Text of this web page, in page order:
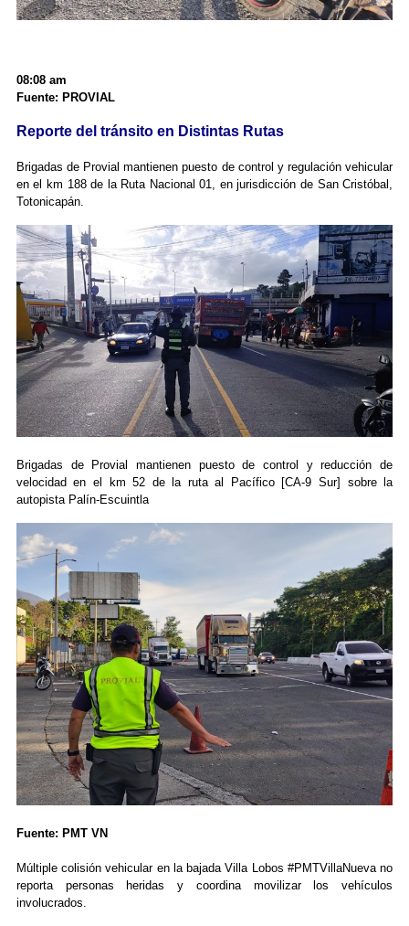
08:08 am
Fuente: PROVIAL
Reporte del tránsito en Distintas Rutas
Brigadas de Provial mantienen puesto de control y regulación vehicular
en el km 188 de la Ruta Nacional 01, en jurisdicción de San Cristóbal,
Totonicapán.
Brigadas de Provial mantienen puesto de control y reducción de
velocidad en el km 52 de la ruta al Pacífico [CA-9 Sur] sobre la
autopista Palín-Escuintla
Fuente: PMT VN
Múltiple colisión vehicular en la bajada Villa Lobos #PMTVillaNueva no
reporta personas heridas y coordina movilizar los vehículos
involucrados.